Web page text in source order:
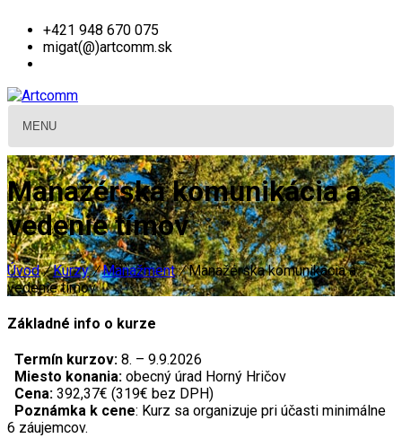
+421 948 670 075
migat(@)artcomm.sk
MENU
Manažérska komunikácia a
vedenie tímov
Úvod / Kurzy / Manažment / Manažérska komunikácia a
vedenie tímov
Základné info o kurze
Termín kurzov: 8. – 9.9.2026
Miesto konania: obecný úrad Horný Hričov
Cena: 392,37€ (319€ bez DPH)
Poznámka k cene: Kurz sa organizuje pri účasti minimálne
6 záujemcov.